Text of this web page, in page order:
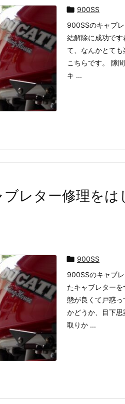
 900SS
900SSのキャブ
結解除に成功で
て、なんかとて
こちらです。 隙
キ ...
レター修理をは
 900SS
900SSのキャブ
たキャブレター
態が良くて戸惑
かどうか、目下
取りか ...